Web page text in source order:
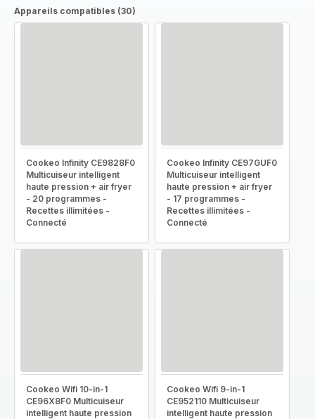
Appareils compatibles (30)
Cookeo Infinity CE9828F0
Multicuiseur intelligent
haute pression + air fryer
- 20 programmes -
Recettes illimitées -
Connecté
Cookeo Infinity CE97GUF0
Multicuiseur intelligent
haute pression + air fryer
- 17 programmes -
Recettes illimitées -
Connecté
Cookeo Wifi 10-in-1
CE96X8F0 Multicuiseur
intelligent haute pression
Cookeo Wifi 9-in-1
CE952110 Multicuiseur
intelligent haute pression